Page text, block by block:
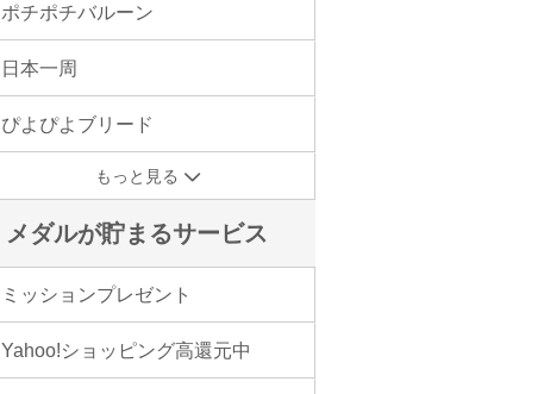
ポチポチバルーン
日本一周
ぴよぴよブリード
もっと見る
メダルが貯まるサービス
ミッションプレゼント
Yahoo!ショッピング高還元中